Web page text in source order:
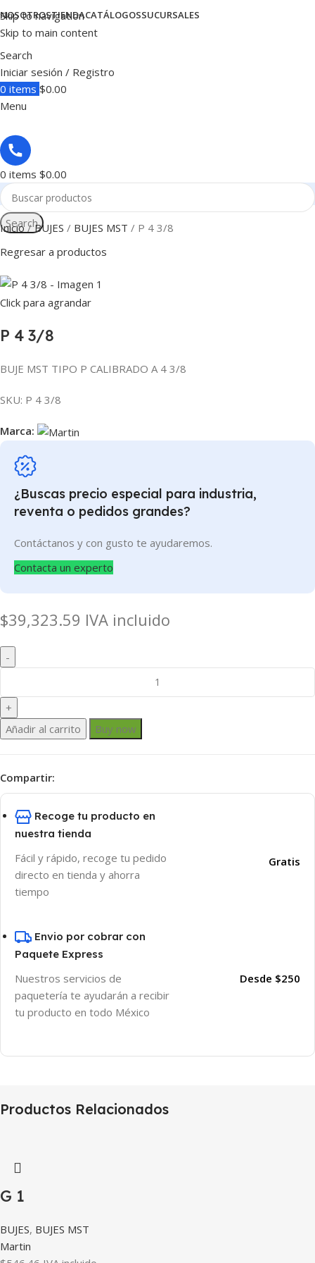
Skip to navigation
Skip to main content
NOSOTROSTIENDACATÁLOGOSSUCURSALES
Search
Iniciar sesión / Registro
0 items $0.00
Menu
0 items $0.00
Search
Inicio BUJES BUJES MST
P 4 3/8
Regresar a productos
Click para agrandar
P 4 3/8
BUJE MST TIPO P CALIBRADO A 4 3/8
SKU: P 4 3/8
Marca:
¿Buscas precio especial para industria,
reventa o pedidos grandes?
Contáctanos y con gusto te ayudaremos.
Contacta un experto
$39,323.59 IVA incluido
Añadir al carrito Buy now
Compartir:
Recoge tu producto en
nuestra tienda
Fácil y rápido, recoge tu pedido
directo en tienda y ahorra
tiempo
Gratis
Envio por cobrar con
Paquete Express
Nuestros servicios de
paquetería te ayudarán a recibir
tu producto en todo México
Desde $250
Productos Relacionados
G 1
BUJES, BUJES MST
Martin